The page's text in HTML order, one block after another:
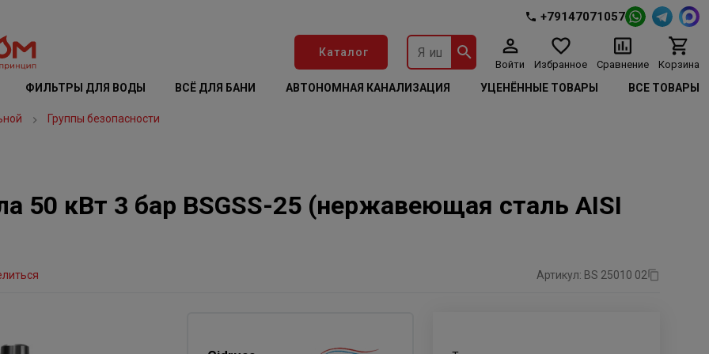
+79147071057
Каталог
Войти Избранное Сравнение Корзина
ФИЛЬТРЫ ДЛЯ ВОДЫ ВСЁ ДЛЯ БАНИ АВТОНОМНАЯ КАНАЛИЗАЦИЯ УЦЕНЁННЫЕ ТОВАРЫ ВСЕ ТОВАРЫ
Группы безопасности
50 кВт 3 бар BSGSS-25 (нержавеющая сталь AISI
Артикул: BS 25010 02